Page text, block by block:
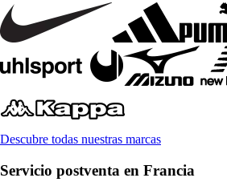
Descubre todas nuestras marcas
Servicio postventa en Francia